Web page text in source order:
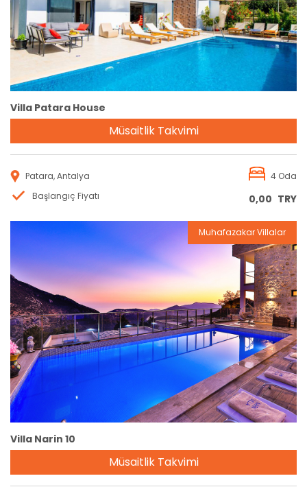
Villa Patara House
Müsaitlik Takvimi
Patara, Antalya
4 Oda
Başlangıç Fiyatı
0,00 TRY
Rezervasyon
Muhafazakar Villalar
Villa Narin 10
Müsaitlik Takvimi